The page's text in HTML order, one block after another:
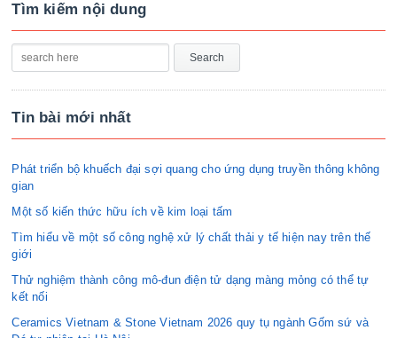
Tìm kiếm nội dung
Tin bài mới nhất
Phát triển bộ khuếch đại sợi quang cho ứng dụng truyền thông không
gian
Một số kiến thức hữu ích về kim loại tấm
Tìm hiểu về một số công nghệ xử lý chất thải y tế hiện nay trên thế
giới
Thử nghiệm thành công mô-đun điện tử dạng màng mỏng có thể tự
kết nối
Ceramics Vietnam & Stone Vietnam 2026 quy tụ ngành Gốm sứ và